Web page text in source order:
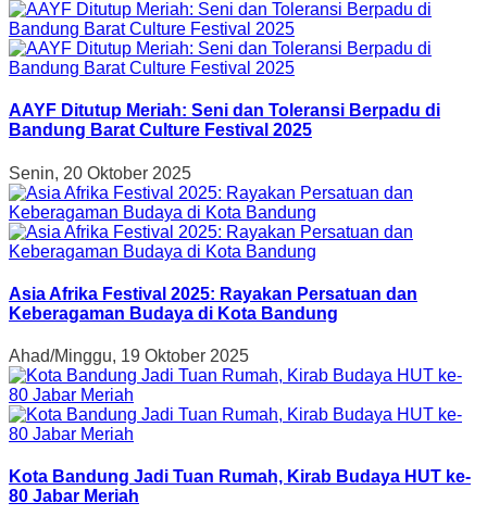
AAYF Ditutup Meriah: Seni dan Toleransi Berpadu di
Bandung Barat Culture Festival 2025
Senin, 20 Oktober 2025
Asia Afrika Festival 2025: Rayakan Persatuan dan
Keberagaman Budaya di Kota Bandung
Ahad/Minggu, 19 Oktober 2025
Kota Bandung Jadi Tuan Rumah, Kirab Budaya HUT ke-
80 Jabar Meriah